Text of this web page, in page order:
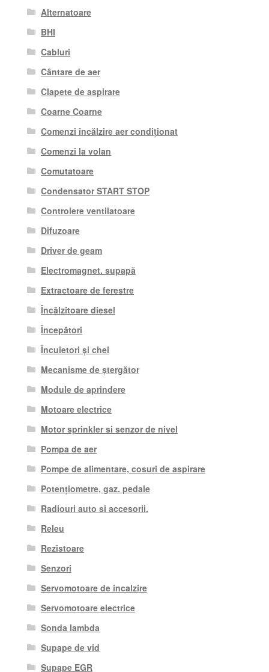
Alternatoare
BHI
Cabluri
Cântare de aer
Clapete de aspirare
Coarne Coarne
Comenzi încălzire aer condiționat
Comenzi la volan
Comutatoare
Condensator START STOP
Controlere ventilatoare
Difuzoare
Driver de geam
Electromagnet. supapă
Extractoare de ferestre
Încălzitoare diesel
Începători
Încuietori și chei
Mecanisme de ștergător
Module de aprindere
Motoare electrice
Motor sprinkler si senzor de nivel
Pompa de aer
Pompe de alimentare, cosuri de aspirare
Potențiometre, gaz. pedale
Radiouri auto si accesorii.
Releu
Rezistoare
Senzori
Servomotoare de incalzire
Servomotoare electrice
Sonda lambda
Supape de vid
Supape EGR